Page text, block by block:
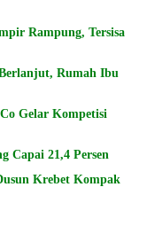
Rampung, Tersisa
Rumah Ibu
Gelar Kompetisi
Capai 21,4 Persen
Krebet Kompak